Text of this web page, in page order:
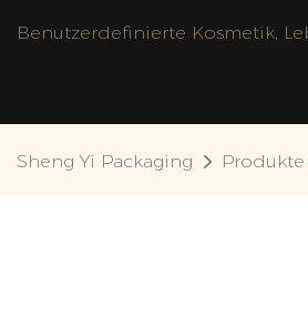
Benutzerdefinierte Kosmetik,
Sheng Yi Packaging Produkte